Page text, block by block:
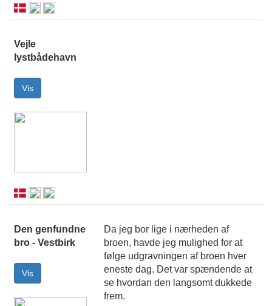
Vejle
lystbådehavn
Den genfundne
bro - Vestbirk
Da jeg bor lige i nærheden af
broen, havde jeg mulighed for at
følge udgravningen af broen hver
eneste dag. Det var spændende at
se hvordan den langsomt dukkede
frem.